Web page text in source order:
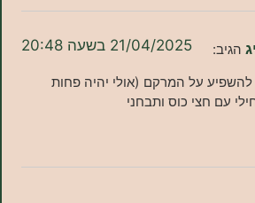
21/04/2025 בשעה 20:48
המרקם (אולי יהיה פחות
ותבחני